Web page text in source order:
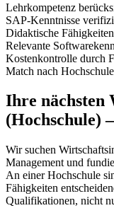
Lehrkompetenz
SAP-Kenntnisse
Didaktische
Relevante
Kostenkontrolle durch
Match nach
Ihre nächsten
(Hochschule)
Wir suchen
Management und
An einer Hochschule
Fähigkeiten
Qualifikationen, nicht